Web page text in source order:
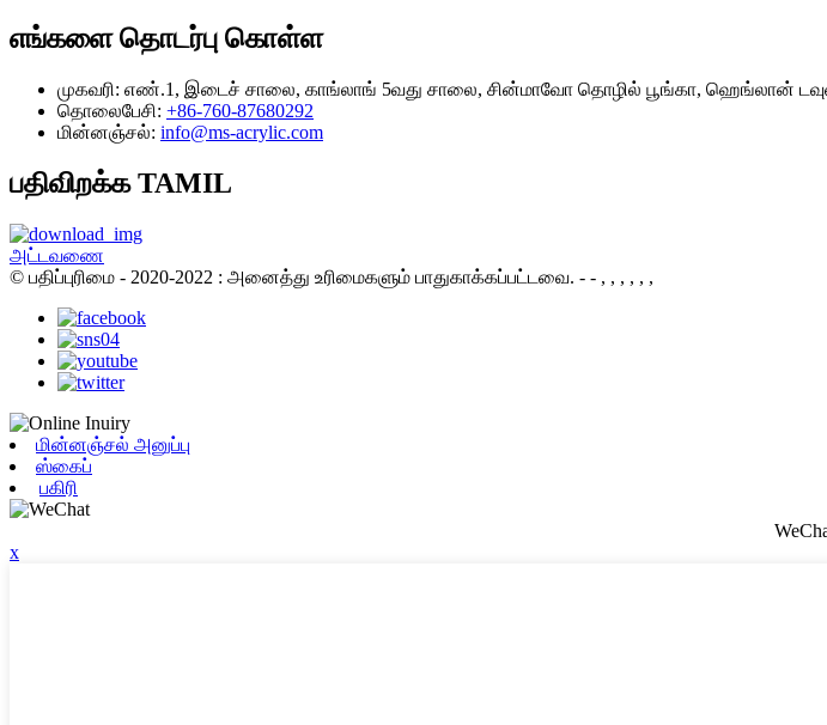
எங்களை தொடர்பு கொள்ள
முகவரி: எண்.1, இடைச் சாலை, காங்லாங் 5வது சாலை, சின்மாவோ தொழில் பூங்கா, ஹெங்லான்
தொலைபேசி: +86-760-87680292
மின்னஞ்சல்: info@ms-acrylic.com
பதிவிறக்க TAMIL
அட்டவணை
© பதிப்புரிமை - 2020-2022 : அனைத்து உரிமைகளும் பாதுகாக்கப்பட்டவை. - - , , , , , ,
மின்னஞ்சல் அனுப்பு
ஸ்கைப்
பகிரி
x